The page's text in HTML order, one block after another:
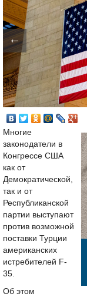
←
Многие
законодатели в
Конгрессе США
как от
Демократической,
так и от
Республиканской
партии выступают
против возможной
поставки Турции
американских
истребителей F-
35.
Об этом